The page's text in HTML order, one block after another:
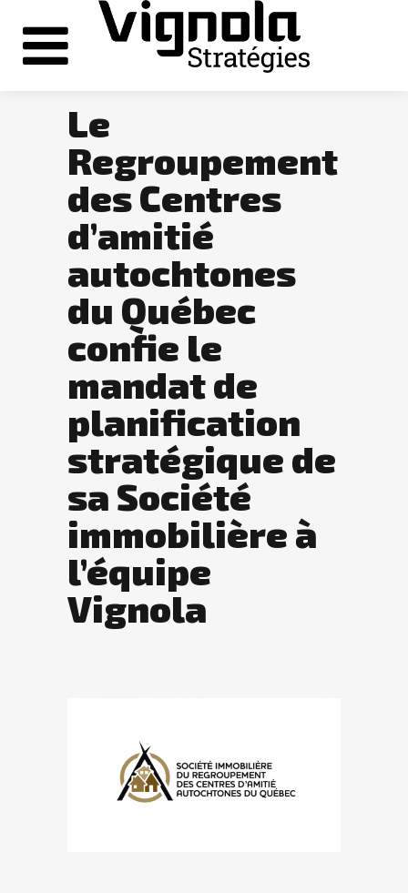
Le
Regroupement
des Centres
d’amitié
autochtones
du Québec
confie le
mandat de
planification
stratégique de
sa Société
immobilière à
l’équipe
Vignola